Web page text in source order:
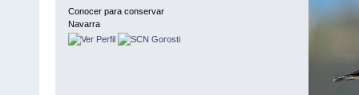
Conocer para conservar
Navarra